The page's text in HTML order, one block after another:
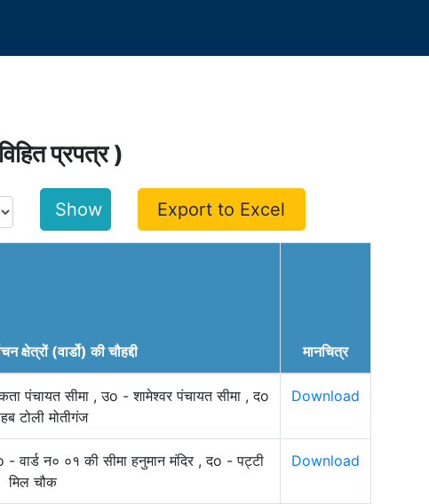
प्रपत्र )
Export to Excel
क्षेत्रों (वार्डो) की चौहद्दी मानचित्र
पंचायत सीमा , उo - शामेश्वर पंचायत सीमा , दo
टोली मोतीगंज
Download
न० ०१ की सीमा हनुमान मंदिर , दo - पट्टी
मिल चौक
Download